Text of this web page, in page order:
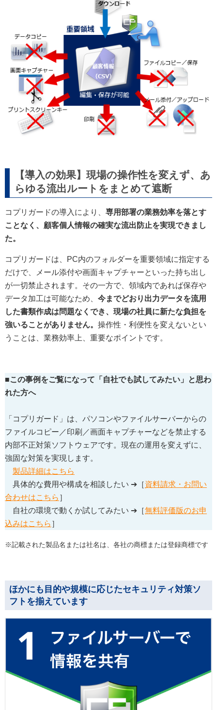
【導入の効果】現場の操作性を変えず、あ
らゆる流出ルートをまとめて遮断
コプリガードの導入により、 専用部署の業務効率を落とす
ことなく、顧客個人情報の確実な流出防止を実現できまし
た。
コプリガードは、PC内のフォルダーを重要領域に指定する
だけで、メール添付や画面キャプチャーといった持ち出し
が一切禁止されます。その一方で、領域内であれば保存や
データ加工は可能なため、 今までどおり出力データを流用
した書類作成は問題なくでき、現場の社員に新たな負担を
強いることがありません。 操作性・利便性を変えないとい
うことは、業務効率上、重要なポイントです。
■この事例をご覧になって「自社でも試してみたい」と思わ
れた方へ
「コプリガード」は、パソコンやファイルサーバーからの
ファイルコピー／印刷／画面キャプチャーなどを禁止する
内部不正対策ソフトウェアです。現在の運用を変えずに、
強固な対策を実現します。
製品詳細はこちら
具体的な費用や構成を相談したい ➔［資料請求・お問い
合わせはこちら ］
自社の環境で動くか試してみたい ➔［無料評価版のお申
込みはこちら ］
※記載された製品名または社名は、各社の商標または登録商標です
ほかにも目的や規模に応じたセキュリティ対策ソ
フトを揃えています